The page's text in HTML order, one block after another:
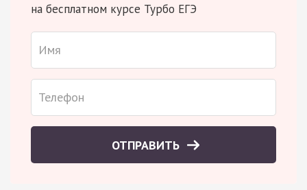
на бесплатном курсе Турбо ЕГЭ
ОТПРАВИТЬ